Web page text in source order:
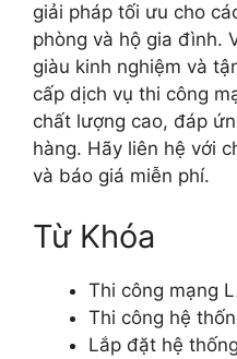
giải pháp tối ưu cho
phòng và hộ gia đình.
giàu kinh nghiệm và
cấp dịch vụ thi công
chất lượng cao, đáp
hàng. Hãy liên hệ với
và báo giá miễn phí.
Từ Khóa
Thi công mạng
Thi công hệ
Lắp đặt hệ